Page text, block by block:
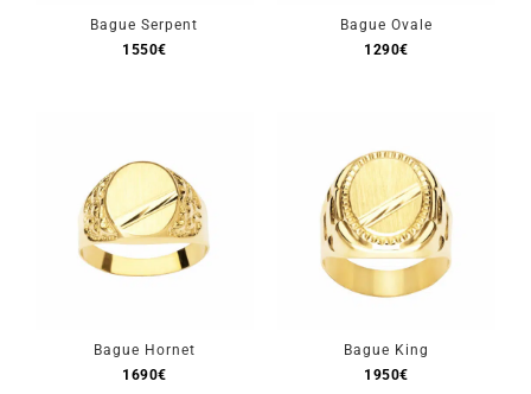
Bague Serpent
1550€
Bague Ovale
1290€
Bague Hornet
1690€
Bague King
1950€